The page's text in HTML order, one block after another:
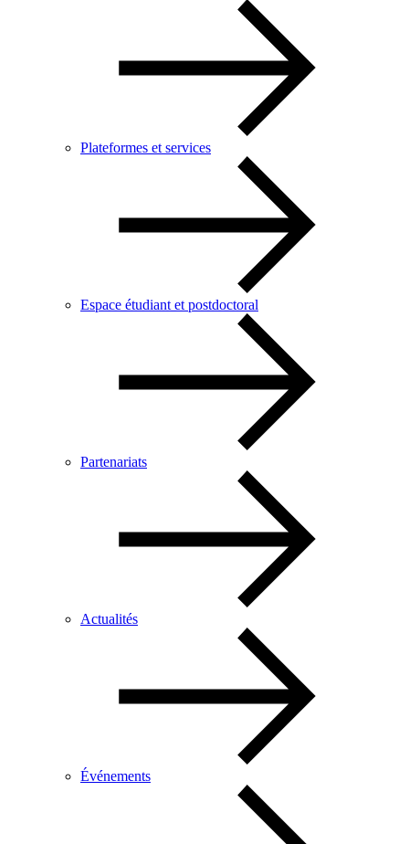
Plateformes et services
Espace étudiant et postdoctoral
Partenariats
Actualités
Événements